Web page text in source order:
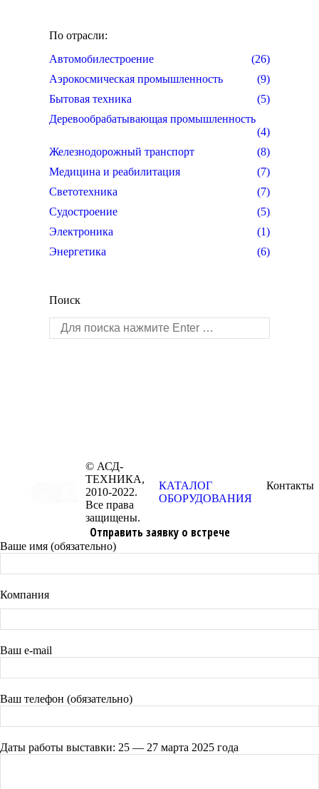
По отрасли:
Автомобилестроение
(26)
Аэрокосмическая промышленность
(9)
Бытовая техника
(5)
Деревообрабатывающая промышленность
(4)
Железнодорожный транспорт
(8)
Медицина и реабилитация
(7)
Светотехника
(7)
Судостроение
(5)
Электроника
(1)
Энергетика
(6)
Поиск
Поиск:
© АСД-
ТЕХНИКА,
2010-2022.
Все права
защищены.
КАТАЛОГ
ОБОРУДОВАНИЯ
Контакты
Отправить заявку о встрече
Ваше имя (обязательно)
Компания
Ваш e-mail
Ваш телефон (обязательно)
Даты работы выставки: 25 — 27 марта 2025 года